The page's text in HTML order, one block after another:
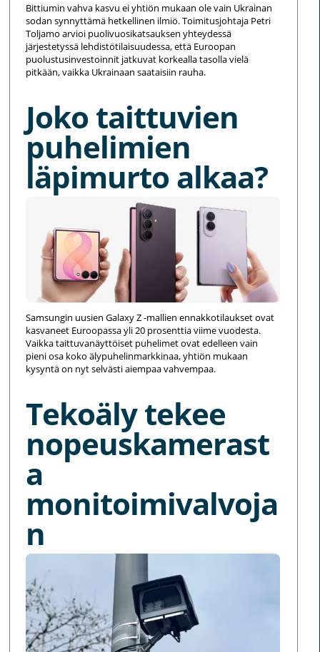
Bittiumin vahva kasvu ei yhtiön mukaan ole vain Ukrainan
sodan synnyttämä hetkellinen ilmiö. Toimitusjohtaja Petri
Toljamo arvioi puolivuosikatsauksen yhteydessä
järjestetyssä lehdistötilaisuudessa, että Euroopan
puolustusinvestoinnit jatkuvat korkealla tasolla vielä
pitkään, vaikka Ukrainaan saataisiin rauha.
Joko taittuvien
puhelimien
läpimurto alkaa?
Samsungin uusien Galaxy Z -mallien ennakkotilaukset ovat
kasvaneet Euroopassa yli 20 prosenttia viime vuodesta.
Vaikka taittuvanäyttöiset puhelimet ovat edelleen vain
pieni osa koko älypuhelinmarkkinaa, yhtiön mukaan
kysyntä on nyt selvästi aiempaa vahvempaa.
Tekoäly tekee
nopeuskamerast
a
monitoimivalvoja
n